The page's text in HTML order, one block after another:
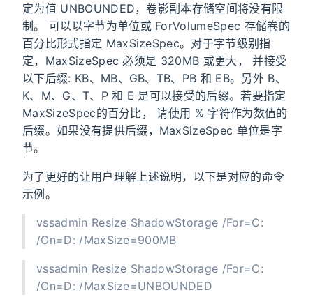
定为值 UNBOUNDED，卷影副本存储空间将没有限
制。 可以以字节为单位或 ForVolumeSpec 存储卷的
百分比形式指定 MaxSizeSpec。对于字节级别指
定，MaxSizeSpec 必须是 320MB 或更大， 并接受
以下后缀: KB、MB、GB、TB、PB 和 EB。另外 B、
K、M、G、T、P 和 E 是可以接受的后缀。若要指定
MaxSizeSpec的百分比， 请使用 % 字符作为数值的
后缀。如果没有提供后缀，MaxSizeSpec 单位是字
节。
为了更好的让用户理解上述说明，以下是对应的命令
示例。
vssadmin Resize ShadowStorage /For=C:
/On=D: /MaxSize=900MB
vssadmin Resize ShadowStorage /For=C:
/On=D: /MaxSize=UNBOUNDED